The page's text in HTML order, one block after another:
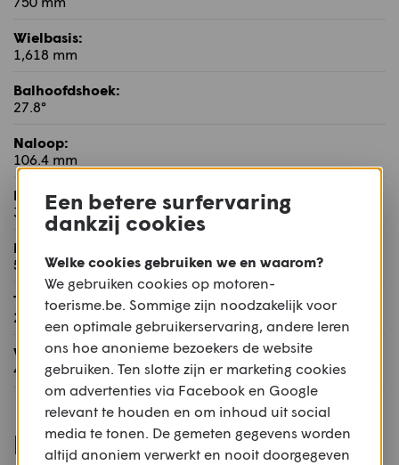
Wielbasis:
1,618 mm
Balhoofdshoek:
27.8°
Naloop:
106.4 mm
Rijklaar gewicht:
367 kg
Maximum toelaatbaar gewicht:
520 kg
Tankinhoud:
26.5 l
Vermogen batterij:
4 kWh
Rijwielgedeelte
Een betere surfervaring
dankzij cookies
Welke cookies gebruiken we en waarom?
We gebruiken cookies op motoren-
toerisme.be. Sommige zijn noodzakelijk voor
een optimale gebruikerservaring, andere leren
ons hoe anonieme bezoekers de website
gebruiken. Ten slotte zijn er marketing cookies
om advertenties via Facebook en Google
relevant te houden en om inhoud uit social
media te tonen. De gemeten gegevens worden
altijd anoniem verwerkt en nooit doorgegeven